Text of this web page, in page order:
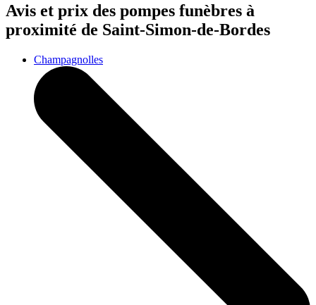
Avis et prix des pompes funèbres à
proximité de Saint-Simon-de-Bordes
Champagnolles